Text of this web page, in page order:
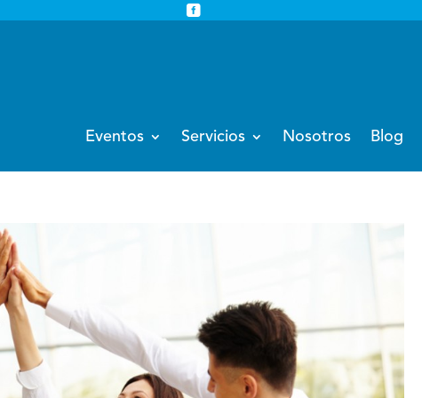

Eventos Servicios Nosotros Blog